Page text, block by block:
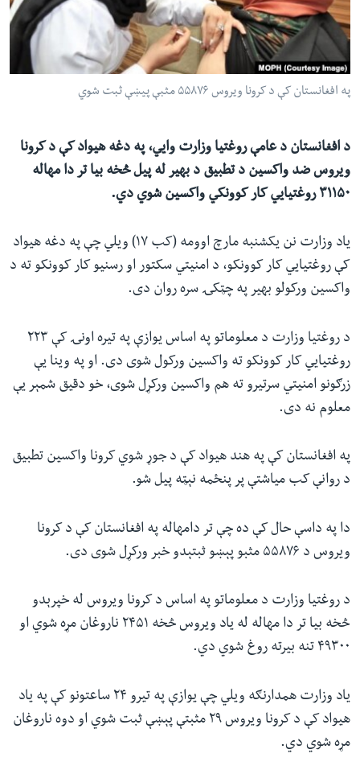
شئ
لټون
ځای
ته
له مونږ سره په تماس کې پاتې شئ
په افغانستان کې د کرونا ویروس ۵۵۸۷۶ مثبې پیښې ثبت شوي
د افغانستان د عامې روغتیا وزارت وايي، په دغه هیواد کې د کرونا
ویروس ضد واکسین د تطبیق د بهیر له پيل څخه بیا تر دا مهاله
۳۱۱۵۰ روغتیايي کار کوونکي واکسین شوي دي.
یاد وزارت نن یکشنبه مارچ اوومه (کب ۱۷) ویلي چې په دغه هیواد
کې روغتیايي کار کوونکو، د امنیتي سکتور او رسنیو کار کوونکو ته د
واکسین ورکولو بهیر په چټکۍ سره روان دی.
د روغتیا وزارت د معلوماتو په اساس یوازې په تیره اونۍ کې ۲۲۳
روغتیايي کار کوونکو ته واکسین ورکول شوی دی. او په وینا یې
زرګونو امنیتي سرتیرو ته هم واکسین ورکړل شوی، خو دقیق شمېر یې
معلوم نه دی.
په افغانستان کې په هند هیواد کې د جوړ شوي کرونا واکسین تطبیق
د روانې کب میاشتې پر پنځمه نېټه پيل شو.
دا په داسې حال کې ده چې تر دامهاله په افغانستان کې د کرونا
ویروس د ۵۵۸۷۶ مثبو پېښو ثبتېدو خبر ورکړل شوی دی.
د روغتیا وزارت د معلوماتو په اساس د کرونا ویروس له خپرېدو
څخه بیا تر دا مهاله له یاد ویروس څخه ۲۴۵۱ ناروغان مړه شوي او
۴۹۳۰۰ تنه بیرته روغ شوي دي.
یاد وزارت همدارنګه ویلي چې یوازې په تیرو ۲۴ ساعتونو کې په یاد
هیواد کې د کرونا ویروس ۲۹ مثبتې پېښې ثبت شوي او دوه ناروغان
مړه شوي دي.